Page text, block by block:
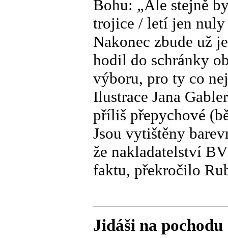
Bohu: „Ale stejně
trojice / letí jen nuly
Nakonec zbude už
hodil do schránky
výboru, pro ty co
Ilustrace Jana
příliš přepychové
Jsou vytištěny
že nakladatelství
faktu, překročilo
Jidáši na pochodu